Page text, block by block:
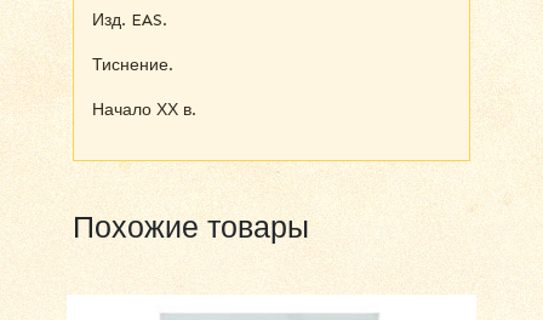
Изд. EAS.
Тиснение.
Начало ХХ в.
Похожие товары